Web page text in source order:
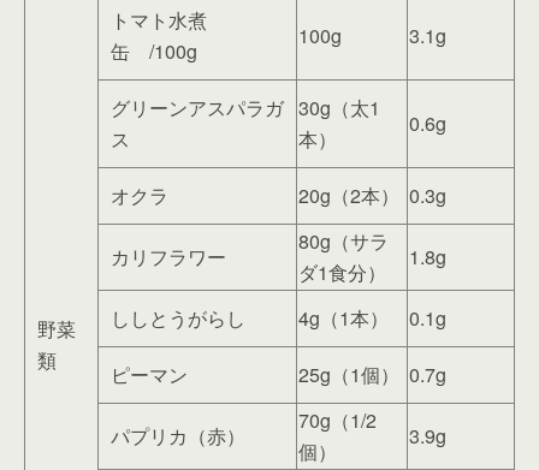
野菜
類
トマト水煮
缶 /100g
100g 3.1g
グリーンアスパラガ
ス
30g（太1
本）
0.6g
オクラ 20g（2本） 0.3g
カリフラワー
80g（サラ
ダ1食分）
1.8g
ししとうがらし 4g（1本） 0.1g
ピーマン 25g（1個） 0.7g
パプリカ（赤）
70g（1/2
個）
3.9g